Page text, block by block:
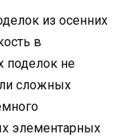
из осенних
в
поделок не
сложных
элементарных